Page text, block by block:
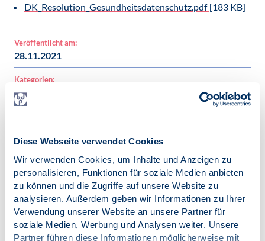
Diese Webseite verwendet Cookies
Wir verwenden Cookies, um Inhalte und Anzeigen zu
personalisieren, Funktionen für soziale Medien anbieten
zu können und die Zugriffe auf unsere Website zu
analysieren. Außerdem geben wir Informationen zu Ihrer
Verwendung unserer Website an unsere Partner für
soziale Medien, Werbung und Analysen weiter. Unsere
Partner führen diese Informationen möglicherweise mit
DK_Resolution_Gesundheitsdatenschutz.pdf [183 KB]
Veröffentlicht am:
28.11.2021
Kategorien:
Resolution
Digitale Gesellschaft und Psychologie
Digitalisierung
ePA & EHDS
elektronische Patientenakte